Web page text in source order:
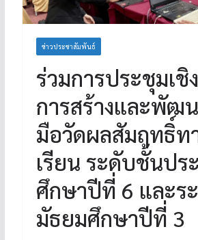
ข่าวประชาสัมพันธ์
ร่วมการประชุมเ
การสร้างและพัฒน
มือวัดผลสัมฤทธิ์ท
เรียน ระดับชั้นปร
ศึกษาปีที่ 6 และร
มัธยมศึกษาปีที่ 3